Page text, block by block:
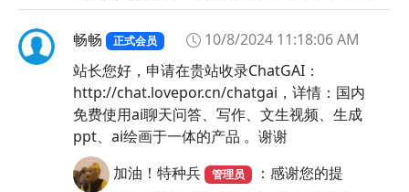
畅畅 正式会员
10/8/2024 11:18:06 AM
站长您好，申请在贵站收录ChatGAI：
http://chat.lovepor.cn/chatgai，详情：国内
免费使用ai聊天问答、写作、文生视频、生成
ppt、ai绘画于一体的产品 。谢谢
加油！特种兵
管理员
：感谢您的提